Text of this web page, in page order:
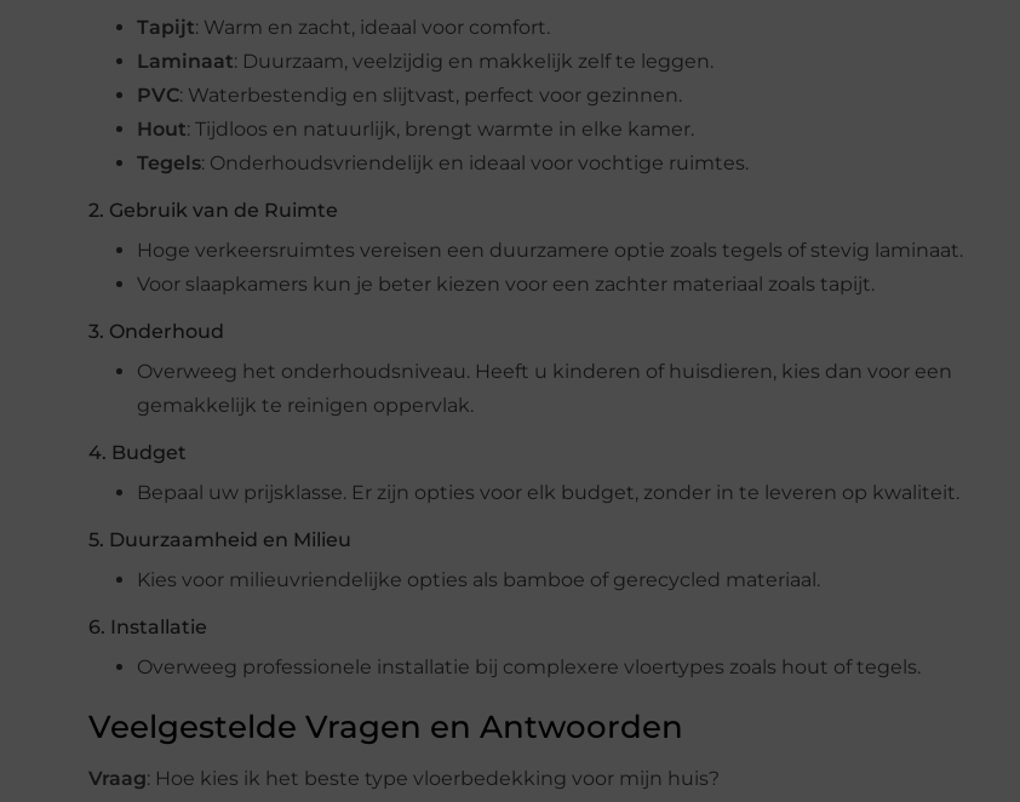
Tapijt: Warm en zacht, ideaal voor comfort.
Laminaat: Duurzaam, veelzijdig en makkelijk zelf te leggen.
PVC: Waterbestendig en slijtvast, perfect voor gezinnen.
Hout: Tijdloos en natuurlijk, brengt warmte in elke kamer.
Tegels: Onderhoudsvriendelijk en ideaal voor vochtige ruimtes.
2. Gebruik van de Ruimte
Hoge verkeersruimtes vereisen een duurzamere optie zoals tegels of stevig laminaat.
Voor slaapkamers kun je beter kiezen voor een zachter materiaal zoals tapijt.
3. Onderhoud
Overweeg het onderhoudsniveau. Heeft u kinderen of huisdieren, kies dan voor een
gemakkelijk te reinigen oppervlak.
4. Budget
Bepaal uw prijsklasse. Er zijn opties voor elk budget, zonder in te leveren op kwaliteit.
5. Duurzaamheid en Milieu
Kies voor milieuvriendelijke opties als bamboe of gerecycled materiaal.
6. Installatie
Overweeg professionele installatie bij complexere vloertypes zoals hout of tegels.
Veelgestelde Vragen en Antwoorden
Vraag: Hoe kies ik het beste type vloerbedekking voor mijn huis?